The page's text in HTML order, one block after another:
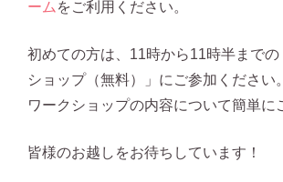
ーム をご利用ください。
初めての方は、11時から11時半までの
ショップ（無料）」にご参加ください。
ワークショップの内容について簡単に
皆様のお越しをお待ちしています！